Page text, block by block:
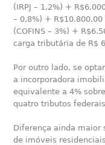
(IRPJ – 1,2%) +
– 0,8%) + R$10.800,00
(COFINS – 3%) +
carga tributária de R$
Por outro lado, se
a incorporadora
equivalente a 4%
quatro tributos
Diferença ainda maior
de imóveis